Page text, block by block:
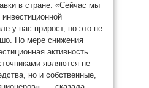
в стране. «Сейчас мы
у нас прирост, но это не
По мере снижения
активность
являются не
но и собственные,